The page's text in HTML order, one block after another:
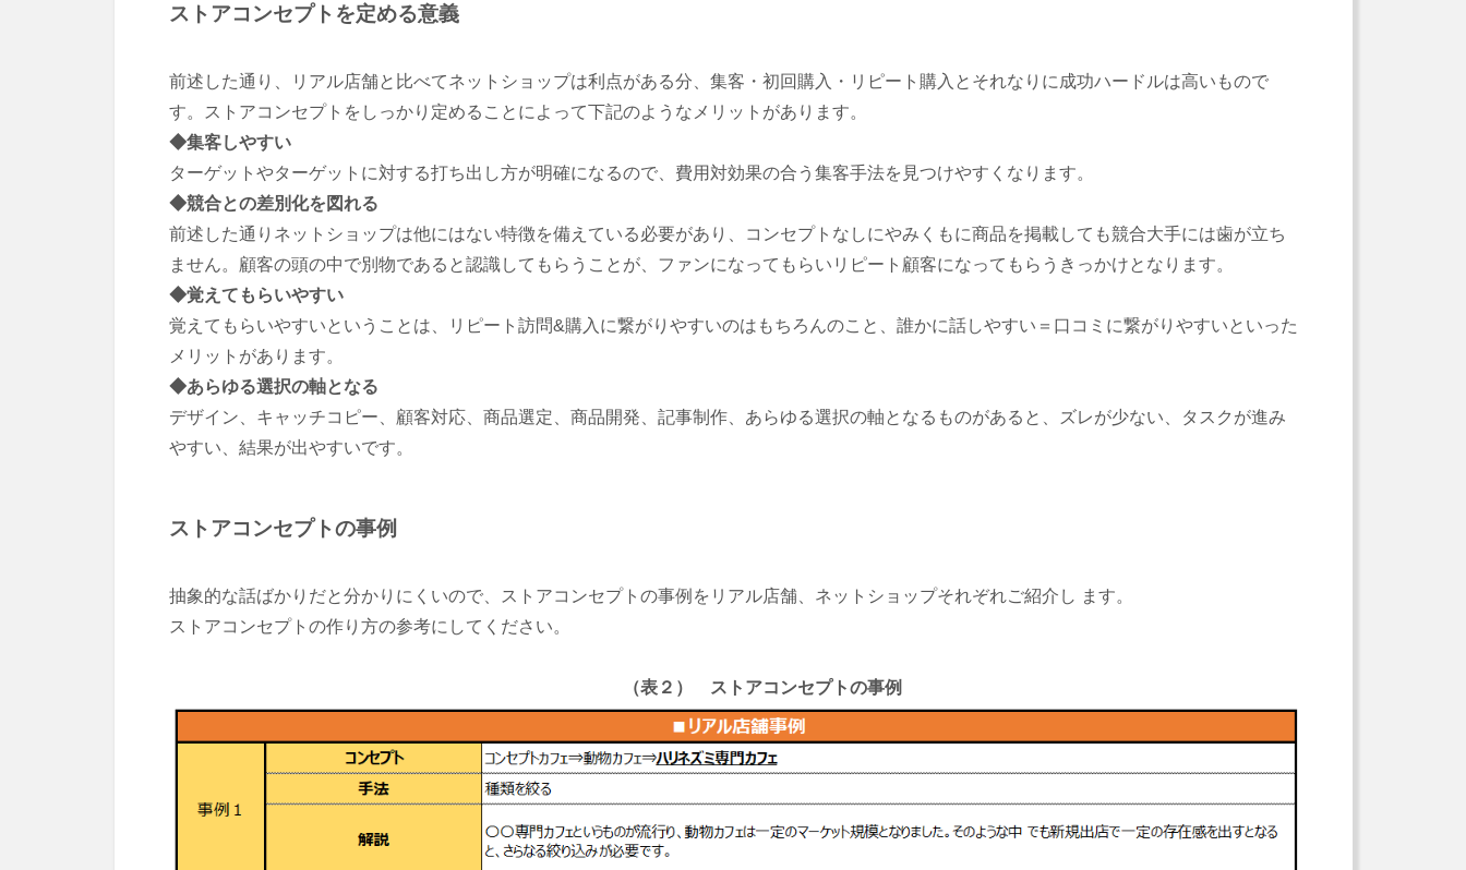
ストアコンセプトを定める意義
前述した通り、リアル店舗と比べてネットショップは利点がある分、集客・初回購入・リピート購入とそれなりに成功ハードルは高いもので
す。ストアコンセプトをしっかり定めることによって下記のようなメリットがあります。
◆集客しやすい
ターゲットやターゲットに対する打ち出し方が明確になるので、費用対効果の合う集客手法を見つけやすくなります。
◆競合との差別化を図れる
前述した通りネットショップは他にはない特徴を備えている必要があり、コンセプトなしにやみくもに商品を掲載しても競合大手には歯が立ち
ません。顧客の頭の中で別物であると認識してもらうことが、ファンになってもらいリピート顧客になってもらうきっかけとなります。
◆覚えてもらいやすい
覚えてもらいやすいということは、リピート訪問&購入に繋がりやすいのはもちろんのこと、誰かに話しやすい＝口コミに繋がりやすいといった
メリットがあります。
◆あらゆる選択の軸となる
デザイン、キャッチコピー、顧客対応、商品選定、商品開発、記事制作、あらゆる選択の軸となるものがあると、ズレが少ない、タスクが進み
やすい、結果が出やすいです。
ストアコンセプトの事例
抽象的な話ばかりだと分かりにくいので、ストアコンセプトの事例をリアル店舗、ネットショップそれぞれご紹介し ます。
ストアコンセプトの作り方の参考にしてください。
（表２） ストアコンセプトの事例